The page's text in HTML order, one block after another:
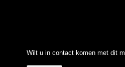
Wilt u in contact komen met dit